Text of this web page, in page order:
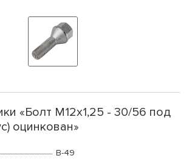
«Болт М12х1,25 - 30/56 под
оцинкован»
B-49